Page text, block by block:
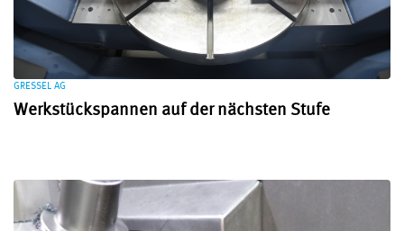
GRESSEL AG
Werkstückspannen auf der nächsten Stufe